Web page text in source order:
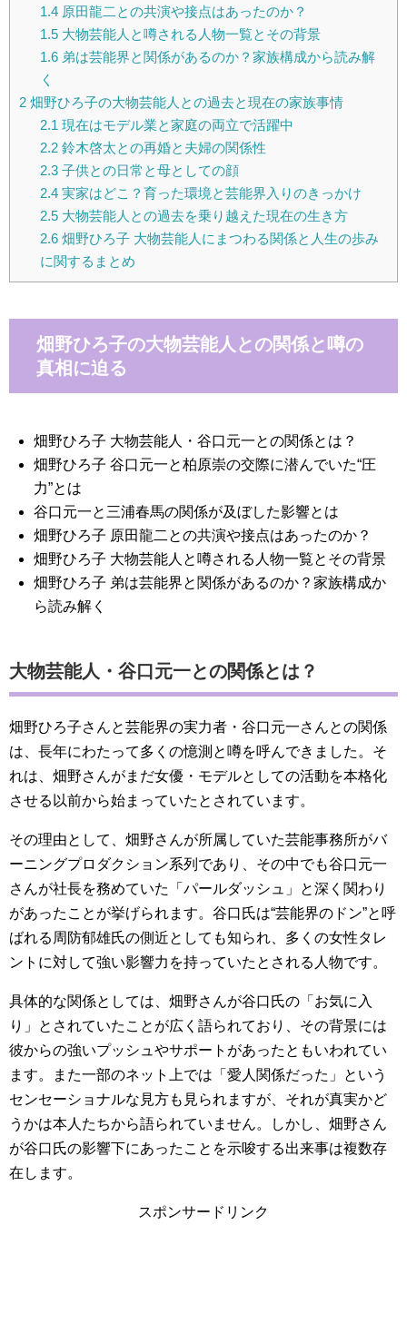
1.4原田龍二との共演や接点はあったのか？
1.5大物芸能人と噂される人物一覧とその背景
1.6弟は芸能界と関係があるのか？家族構成から読み解
く
2 畑野ひろ子の大物芸能人との過去と現在の家族事情
2.1 現在はモデル業と家庭の両立で活躍中
2.2鈴木啓太との再婚と夫婦の関係性
2.3子供との日常と母としての顔
2.4実家はどこ？育った環境と芸能界入りのきっかけ
2.5大物芸能人との過去を乗り越えた現在の生き方
2.6畑野ひろ子 大物芸能人にまつわる関係と人生の歩み
に関するまとめ
畑野ひろ子の大物芸能人との関係と噂の
真相に迫る
畑野ひろ子 大物芸能人・谷口元一との関係とは？
畑野ひろ子 谷口元一と柏原崇の交際に潜んでいた“圧
力”とは
谷口元一と三浦春馬の関係が及ぼした影響とは
畑野ひろ子 原田龍二との共演や接点はあったのか？
畑野ひろ子 大物芸能人と噂される人物一覧とその背景
畑野ひろ子 弟は芸能界と関係があるのか？家族構成か
ら読み解く
大物芸能人・谷口元一との関係とは？
畑野ひろ子さんと芸能界の実力者・谷口元一さんとの関係
は、長年にわたって多くの憶測と噂を呼んできました。そ
れは、畑野さんがまだ女優・モデルとしての活動を本格化
させる以前から始まっていたとされています。
その理由として、畑野さんが所属していた芸能事務所がバ
ーニングプロダクション系列であり、その中でも谷口元一
さんが社長を務めていた「パールダッシュ」と深く関わり
があったことが挙げられます。谷口氏は“芸能界のドン”と呼
ばれる周防郁雄氏の側近としても知られ、多くの女性タレ
ントに対して強い影響力を持っていたとされる人物です。
具体的な関係としては、畑野さんが谷口氏の「お気に入
り」とされていたことが広く語られており、その背景には
彼からの強いプッシュやサポートがあったともいわれてい
ます。また一部のネット上では「愛人関係だった」という
センセーショナルな見方も見られますが、それが真実かど
うかは本人たちから語られていません。しかし、畑野さん
が谷口氏の影響下にあったことを示唆する出来事は複数存
在します。
スポンサードリンク